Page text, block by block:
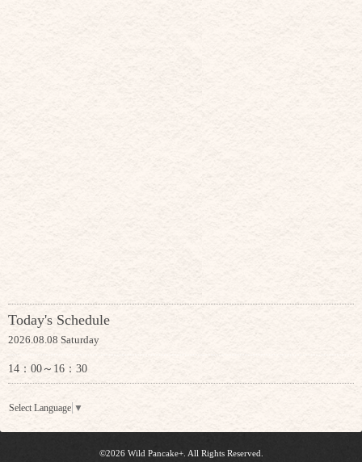
Today's Schedule
2026.08.08 Saturday
14：00～16：30
Select Language ▼
©2026 Wild Pancake+. All Rights Reserved.